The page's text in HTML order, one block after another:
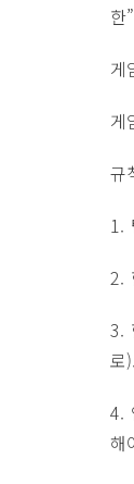
한
게
게
규
1.
2.
3.
로
4.
해